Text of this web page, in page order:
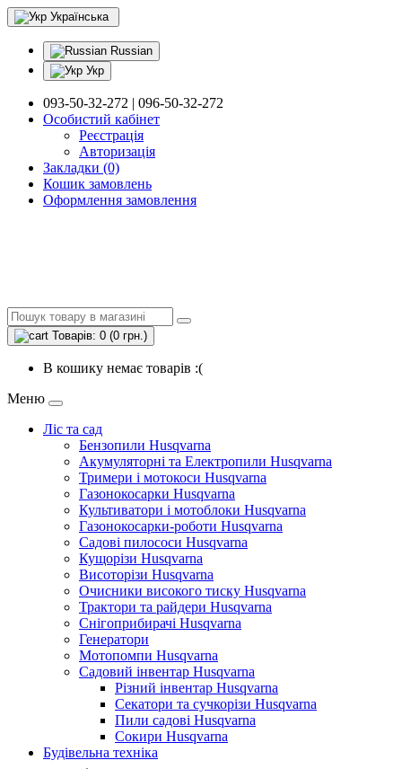
Українська
Russian
Укр
093-50-32-272 | 096-50-32-272
Особистий кабінет
Реєстрація
Авторизація
Закладки (0)
Кошик замовлень
Оформлення замовлення
Товарів: 0 (0 грн.)
В кошику немає товарів :(
Меню
Ліс та сад
Бензопили Husqvarna
Акумуляторні та Електропили Husqvarna
Тримери і мотокоси Husqvarna
Газонокосарки Husqvarna
Культиватори і мотоблоки Husqvarna
Газонокосарки-роботи Husqvarna
Садові пилососи Husqvarna
Кущорізи Husqvarna
Висоторізи Husqvarna
Очисники високого тиску Husqvarna
Трактори та райдери Husqvarna
Снігоприбирачі Husqvarna
Генератори
Мотопомпи Husqvarna
Садовий інвентар Husqvarna
Різний інвентар Husqvarna
Секатори та сучкорізи Husqvarna
Пили садові Husqvarna
Сокири Husqvarna
Будівельна техніка